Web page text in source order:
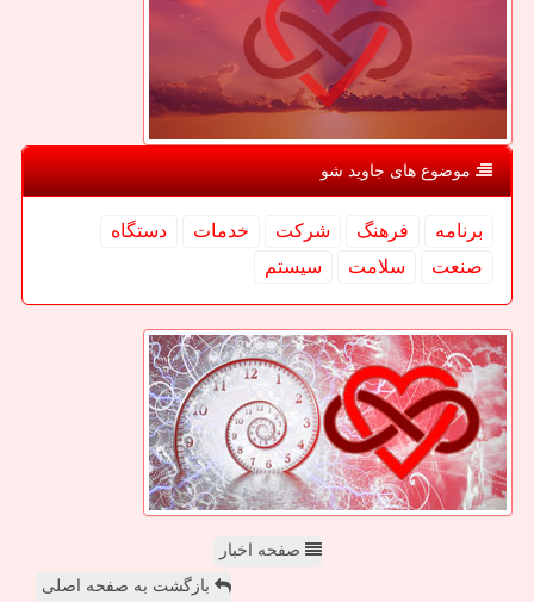
موضوع های جاوید شو
برنامه فرهنگ شركت خدمات
دستگاه
صنعت
سلامت سیستم
صفحه اخبار
بازگشت به صفحه اصلی